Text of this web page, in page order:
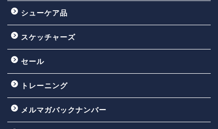
シューケア品
スケッチャーズ
セール
トレーニング
メルマガバックナンバー